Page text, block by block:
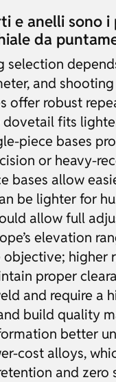
e anelli sono
da
selection
and
offer robust
dovetail fits
piece bases
or heavy-
bases allow
be lighter for
allow full
elevation
higher
proper
and require a
build quality
better
cost alloys,
and zero